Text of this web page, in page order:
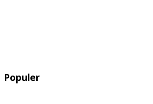
Populer